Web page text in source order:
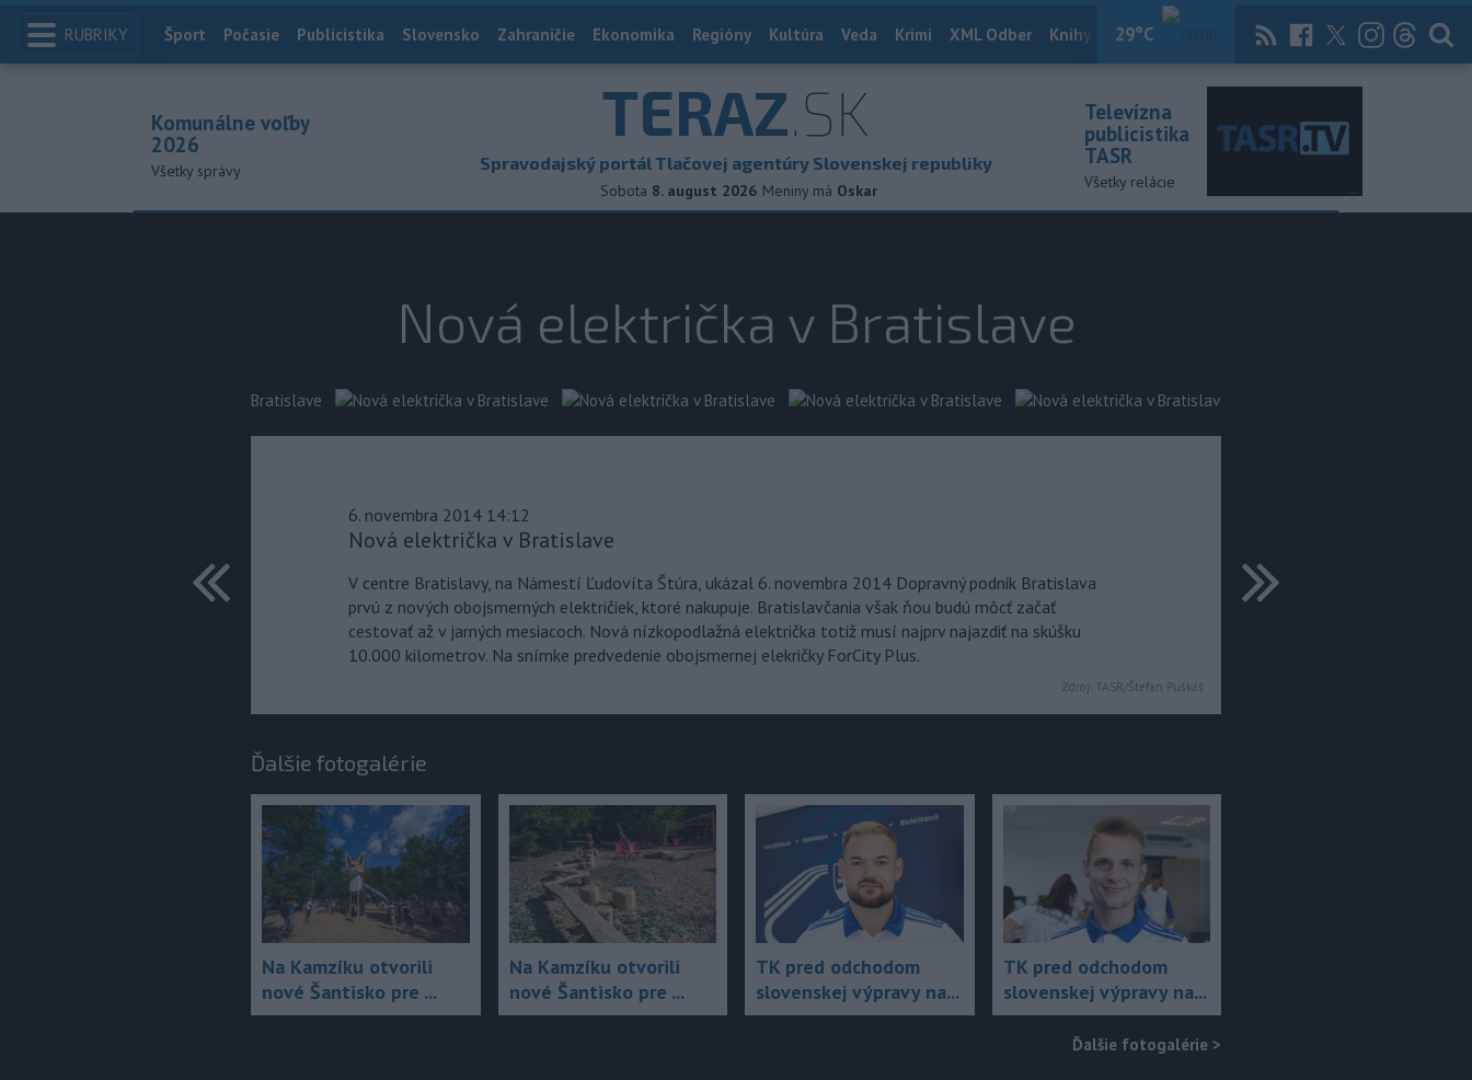
RUBRIKY 29°C
Index
Šport Počasie Publicistika Slovensko Zahraničie Ekonomika Regióny Kultúra Veda Krimi XML Odber Knihy Útulkovo Magazín News Now Archív
TERAZ.SK
Spravodajský portál Tlačovej agentúry Slovenskej republiky
Sobota 8. august 2026 Meniny má Oskar
Komunálne voľby
2026
Všetky správy
Televízna
publicistika
TASR
Všetky relácie
Nová električka v Bratislave
6. novembra 2014 14:12
Nová električka v Bratislave
V centre Bratislavy, na Námestí Ľudovíta Štúra, ukázal 6. novembra 2014 Dopravný podnik Bratislava
prvú z nových obojsmerných električiek, ktoré nakupuje. Bratislavčania však ňou budú môcť začať
cestovať až v jarných mesiacoch. Nová nízkopodlažná električka totiž musí najprv najazdiť na skúšku
10.000 kilometrov. Na snímke predvedenie obojsmernej elekričky ForCity Plus.
Zdroj: TASR/Štefan Puškáš
predchádzajúce ďalšie
Ďalšie fotogalérie
Na Kamzíku otvorili
nové Šantisko pre ...
Na Kamzíku otvorili
nové Šantisko pre ...
TK pred odchodom
slovenskej výpravy na...
TK pred odchodom
slovenskej výpravy na...
Ďalšie fotogalérie >